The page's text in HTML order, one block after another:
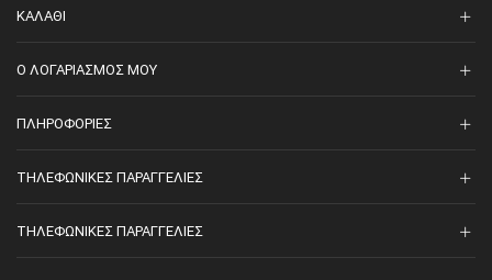
ΚΑΛΆΘΙ
O ΛΟΓΑΡΙΑΣΜΌΣ ΜΟΥ
ΠΛΗΡΟΦΟΡΊΕΣ
ΤΗΛΕΦΩΝΙΚΈΣ ΠΑΡΑΓΓΕΛΊΕΣ
ΤΗΛΕΦΩΝΙΚΈΣ ΠΑΡΑΓΓΕΛΊΕΣ